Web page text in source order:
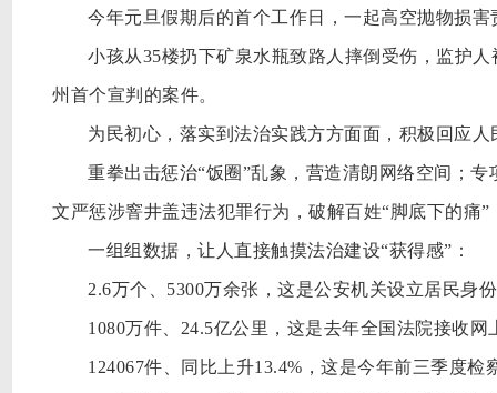
今年元旦假期后的首个工作日，一起高空抛物损
小孩从35楼扔下矿泉水瓶致路人摔倒受伤，监护
州首个宣判的案件。
为民初心，落实到法治实践方方面面，积极回应
重拳出击惩治“饭圈”乱象，营造清朗网络空间；
文严惩涉窨井盖违法犯罪行为，破解百姓“脚底下的痛
一组组数据，让人直接触摸法治建设“获得感”：
2.6万个、5300万余张，这是公安机关设立居民身
1080万件、24.5亿公里，这是去年全国法院接收
124067件、同比上升13.4%，这是今年前三季度